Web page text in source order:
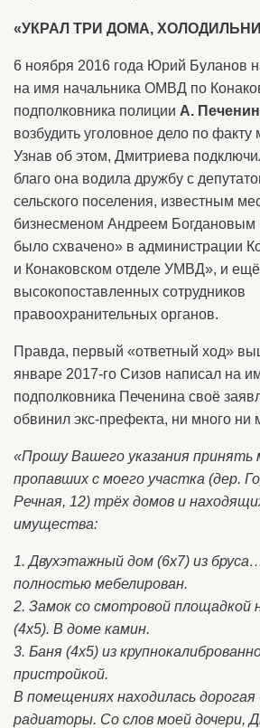
«УКРАЛ ТРИ ДОМА,
6 ноября 2016 года Юрий Буланов
на имя начальника ОМВД по
подполковника полиции А.
возбудить уголовное дело по
Узнав об этом, Дмитриева
благо она водила дружбу с
сельского поселения, известным
бизнесменом Андреем Богдановым
было схвачено» в администрации
и Конаковском отделе УМВД», и
высокопоставленных сотрудников
правоохранительных органов.
Правда, первый «ответный ход»
январе 2017-го Сизов написал на
подполковника Печенина своё
обвинил экс-префекта, ни много ни
«Прошу Вашего указания принять
пропавших с моего участка (дер.
Речная, 12) трёх домов и
имущества:
1. Двухэтажный дом (6х7) из
полностью мебелирован.
2. Замок со смотровой площадкой
(4х5). В доме камин.
3. Баня (4х5) из
пристройкой.
В помещениях находилась
радиаторы. Со слов моей дочери,